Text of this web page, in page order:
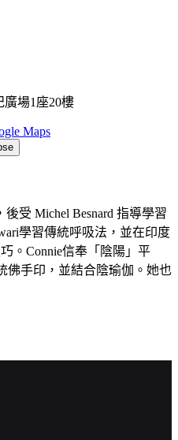
廣場1座20樓
Maps
受 Michel Besnard 指導學習
學習傳統呼吸法，並在印度
。Connie信奉「陰陽」平
佛手印，並結合陰瑜伽。她也